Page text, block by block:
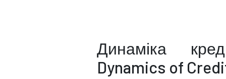
Динаміка
Dynamics of